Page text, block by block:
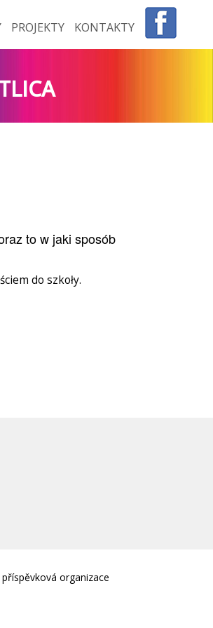
PROJEKTY KONTAKTY
to w jaki sposób
do szkoły.
organizace